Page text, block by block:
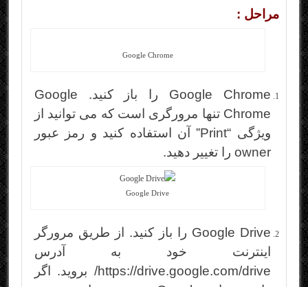
مراحل :
Google Chrome
Google Chrome را باز کنید. Google
Chrome تنها مرورگری است که می توانید از
ویژگی “Print” آن استفاده کنید و رمز عبور
owner را تغییر دهید.
Google Drive
Google Drive را باز کنید. از طریق مرورگر
اینترنت خود به آدرس
https://drive.google.com/drive/ بروید. اگر